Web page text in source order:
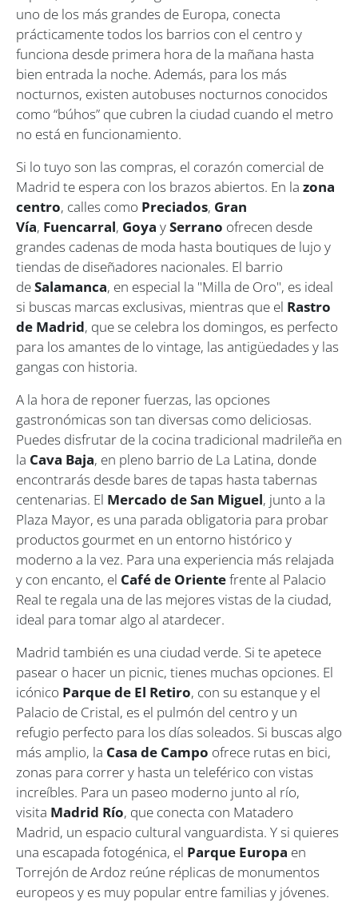
uno de los más grandes de Europa, conecta
prácticamente todos los barrios con el centro y
funciona desde primera hora de la mañana hasta
bien entrada la noche. Además, para los más
nocturnos, existen autobuses nocturnos conocidos
como “búhos” que cubren la ciudad cuando el metro
no está en funcionamiento.
Si lo tuyo son las compras, el corazón comercial de
Madrid te espera con los brazos abiertos. En la zona
centro, calles como Preciados, Gran
Vía, Fuencarral, Goya ySerrano ofrecen desde
grandes cadenas de moda hasta boutiques de lujo y
tiendas de diseñadores nacionales. El barrio
deSalamanca, en especial la "Milla de Oro", es ideal
si buscas marcas exclusivas, mientras que el Rastro
de Madrid, que se celebra los domingos, es perfecto
para los amantes de lo vintage, las antigüedades y las
gangas con historia.
A la hora de reponer fuerzas, las opciones
gastronómicas son tan diversas como deliciosas.
Puedes disfrutar de la cocina tradicional madrileña en
la Cava Baja, en pleno barrio de La Latina, donde
encontrarás desde bares de tapas hasta tabernas
centenarias. El Mercado de San Miguel, junto a la
Plaza Mayor, es una parada obligatoria para probar
productos gourmet en un entorno histórico y
moderno a la vez. Para una experiencia más relajada
y con encanto, el Café de Orientefrente al Palacio
Real te regala una de las mejores vistas de la ciudad,
ideal para tomar algo al atardecer.
Madrid también es una ciudad verde. Si te apetece
pasear o hacer un picnic, tienes muchas opciones. El
icónico Parque de El Retiro, con su estanque y el
Palacio de Cristal, es el pulmón del centro y un
refugio perfecto para los días soleados. Si buscas algo
más amplio, la Casa de Campo ofrece rutas en bici,
zonas para correr y hasta un teleférico con vistas
increíbles. Para un paseo moderno junto al río,
visita Madrid Río, que conecta con Matadero
Madrid, un espacio cultural vanguardista. Y si quieres
una escapada fotogénica, el Parque Europa en
Torrejón de Ardoz reúne réplicas de monumentos
europeos y es muy popular entre familias y jóvenes.